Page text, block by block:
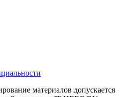
материалов допускается